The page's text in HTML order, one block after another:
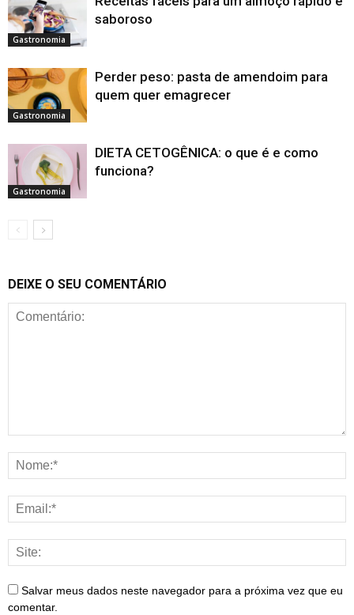
Gastronomia
saboroso
Gastronomia
Perder peso: pasta de amendoim para
quem quer emagrecer
Gastronomia
DIETA CETOGÊNICA: o que é e como
funciona?
DEIXE O SEU COMENTÁRIO
Salvar meus dados neste navegador para a próxima vez que eu
comentar.